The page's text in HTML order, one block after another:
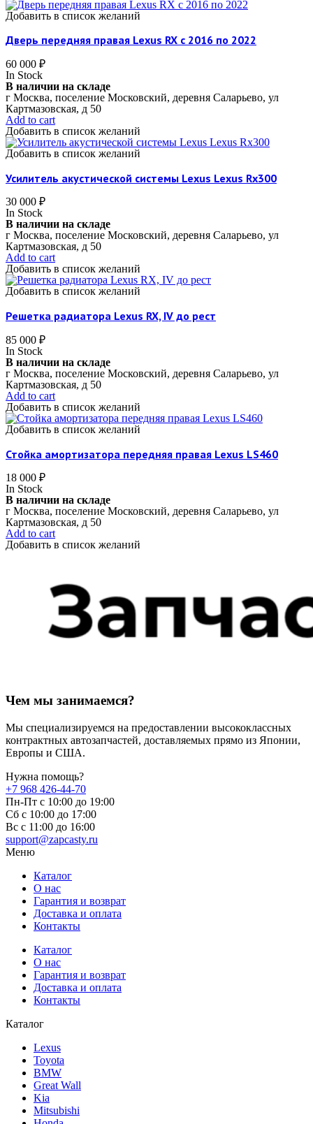
Добавить в список желаний
Дверь передняя правая Lexus RX c 2016 по 2022
60 000 ₽
In Stock
В наличии на складе
г Москва, поселение Московский, деревня Саларьево, ул
Картмазовская, д 50
Add to cart
Добавить в список желаний
Добавить в список желаний
Усилитель акустической системы Lexus Lexus Rx300
30 000 ₽
In Stock
В наличии на складе
г Москва, поселение Московский, деревня Саларьево, ул
Картмазовская, д 50
Add to cart
Добавить в список желаний
Добавить в список желаний
Решетка радиатора Lexus RX, IV до рест
85 000 ₽
In Stock
В наличии на складе
г Москва, поселение Московский, деревня Саларьево, ул
Картмазовская, д 50
Add to cart
Добавить в список желаний
Добавить в список желаний
Стойка амортизатора передняя правая Lexus LS460
18 000 ₽
In Stock
В наличии на складе
г Москва, поселение Московский, деревня Саларьево, ул
Картмазовская, д 50
Add to cart
Добавить в список желаний
Чем мы занимаемся?
Мы специализируемся на предоставлении высококлассных
контрактных автозапчастей, доставляемых прямо из Японии,
Европы и США.
Нужна помощь?
+7 968 426-44-70
Пн-Пт с 10:00 до 19:00
Сб с 10:00 до 17:00
Вс c 11:00 до 16:00
support@zapcasty.ru
Меню
Каталог
О нас
Гарантия и возврат
Доставка и оплата
Контакты
Каталог
О нас
Гарантия и возврат
Доставка и оплата
Контакты
Каталог
Lexus
Toyota
BMW
Great Wall
Kia
Mitsubishi